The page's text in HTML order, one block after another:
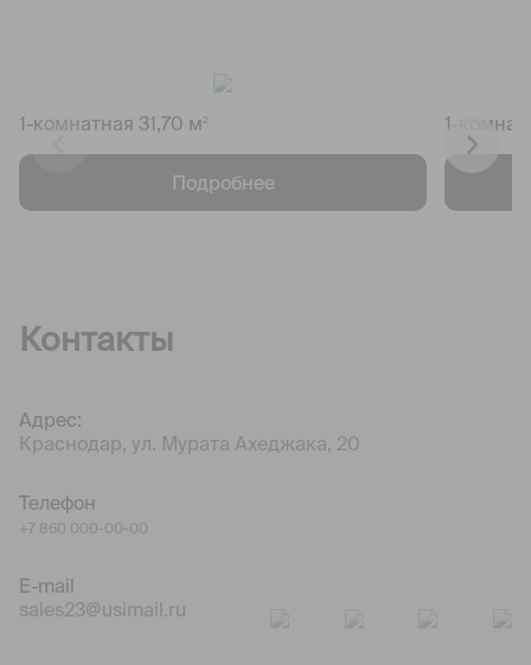
1-комнатная 31,70 м 2
Подробнее
1-
Контакты
Адрес:
Краснодар, ул. Мурата Ахеджака, 20
Телефон
+7 860 000-00-00
E-mail
sales23@usimail.ru